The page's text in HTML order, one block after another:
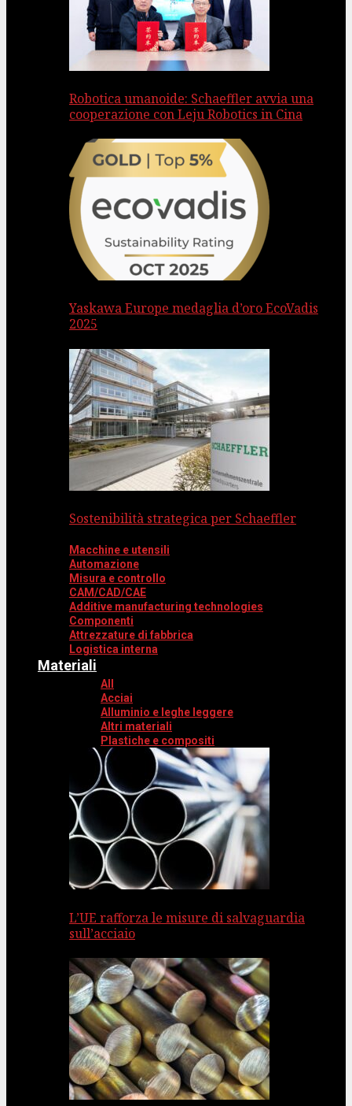
Robotica umanoide: Schaeffler avvia una
cooperazione con Leju Robotics in Cina
Yaskawa Europe medaglia d’oro EcoVadis
2025
Sostenibilità strategica per Schaeffler
Macchine e utensili
Automazione
Misura e controllo
CAM/CAD/CAE
Additive manufacturing technologies
Componenti
Attrezzature di fabbrica
Logistica interna
Materiali
All
Acciai
Alluminio e leghe leggere
Altri materiali
Plastiche e compositi
L’UE rafforza le misure di salvaguardia
sull’acciaio